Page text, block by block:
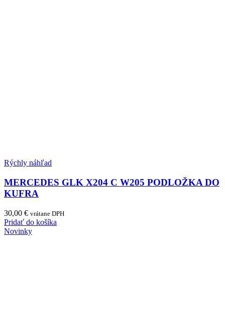
Rýchly náhľad
MERCEDES GLK X204 C W205 PODLOŽKA DO
KUFRA
30,00 € vrátane DPH
Pridať do košíka
Novinky